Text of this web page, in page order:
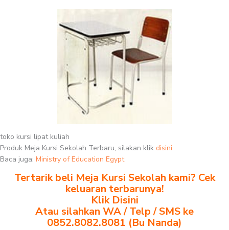
toko kursi lipat kuliah
Produk Meja Kursi Sekolah Terbaru, silakan klik disini
Baca juga: Ministry of Education Egypt
Tertarik beli Meja Kursi Sekolah kami? Cek
keluaran terbarunya!
Klik Disini
Atau silahkan WA / Telp / SMS ke
0852.8082.8081 (Bu Nanda)